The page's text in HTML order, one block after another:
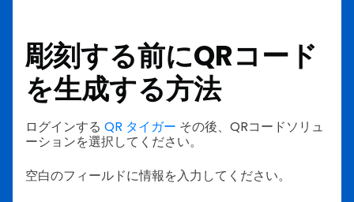
彫刻する前にQRコード
を生成する方法
ログインする QR タイガー その後、QRコードソリュ
ーションを選択してください。
空白のフィールドに情報を入力してください。